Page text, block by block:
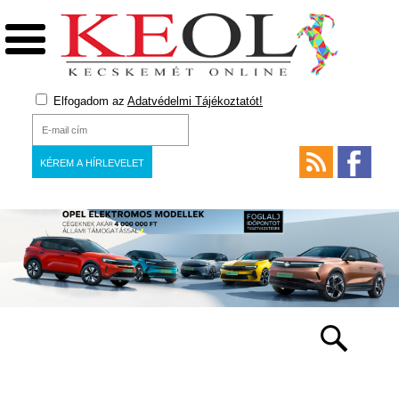
Elfogadom az Adatvédelmi Tájékoztatót!